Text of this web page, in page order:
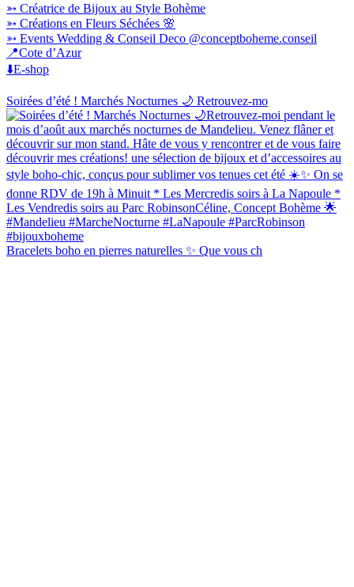
➳ Créatrice de Bijoux au Style Bohème
➳ Créations en Fleurs Séchées 🌸
➳ Events Wedding & Conseil Deco @conceptboheme.conseil
📍Cote d’Azur
⬇️E-shop
Soirées d’été ! Marchés Nocturnes 🌙 Retrouvez-mo
Bracelets boho en pierres naturelles ✨ Que vous ch